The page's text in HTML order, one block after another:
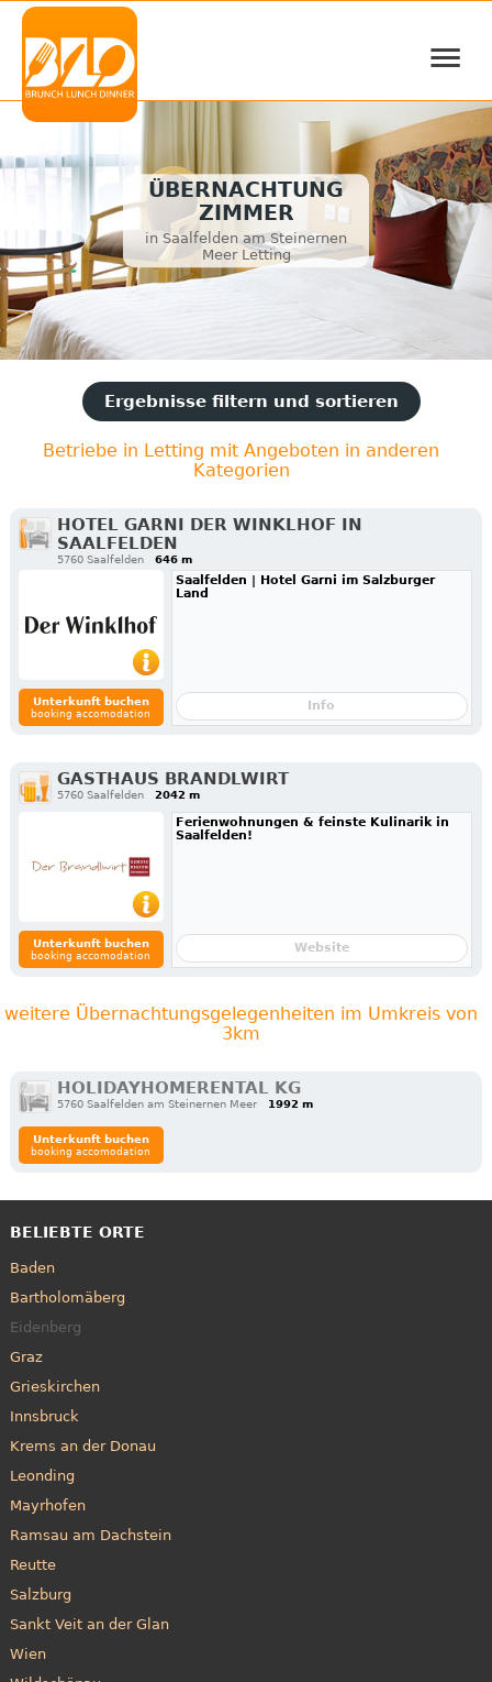
≡
ÜBERNACHTUNG
ZIMMER
in Saalfelden am Steinernen
Meer Letting
Ergebnisse filtern und sortieren
Betriebe in Letting mit Angeboten in anderen
Kategorien
HOTEL GARNI DER WINKLHOF IN
SAALFELDEN
5760 Saalfelden 646 m
Unterkunft buchen
booking accomodation
Saalfelden | Hotel Garni im Salzburger
Land
Info
GASTHAUS BRANDLWIRT
5760 Saalfelden 2042 m
Unterkunft buchen
booking accomodation
Ferienwohnungen & feinste Kulinarik in
Saalfelden!
Website
weitere Übernachtungsgelegenheiten im Umkreis von
3km
HOLIDAYHOMERENTAL KG
5760 Saalfelden am Steinernen Meer 1992 m
Unterkunft buchen
booking accomodation
BELIEBTE ORTE
Baden
Bartholomäberg
Eidenberg
Graz
Grieskirchen
Innsbruck
Krems an der Donau
Leonding
Mayrhofen
Ramsau am Dachstein
Reutte
Salzburg
Sankt Veit an der Glan
Wien